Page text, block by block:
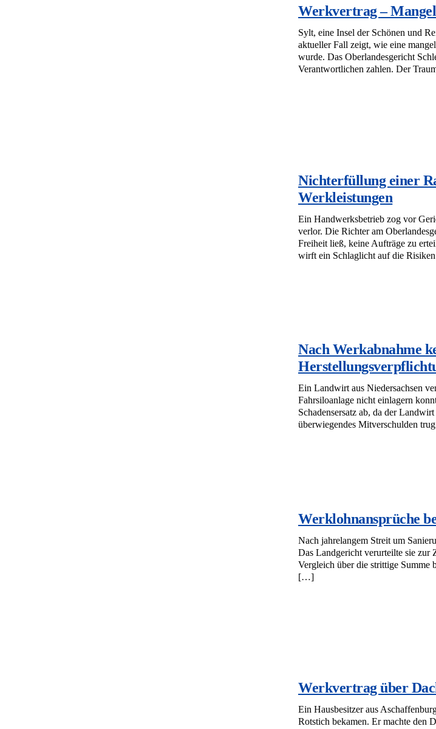
Werkvertrag –
Sylt, eine Insel der Schönen und
aktueller Fall zeigt, wie eine
wurde. Das Oberlandesgericht
Verantwortlichen zahlen. Der
Nichterfüllung einer
Werkleistungen
Ein Handwerksbetrieb zog vor
verlor. Die Richter am
Freiheit ließ, keine Aufträge zu
wirft ein Schlaglicht auf die
Nach Werkabnahme
Ein Landwirt aus Niedersachsen
Fahrsiloanlage nicht einlagern
Schadensersatz ab, da der
überwiegendes Mitverschulden
Werklohnansprüche
Nach jahrelangem Streit um
Das Landgericht verurteilte sie zur
Vergleich über die strittige Summe
[…]
Werkvertrag über
Ein Hausbesitzer aus
Rotstich bekamen. Er machte den